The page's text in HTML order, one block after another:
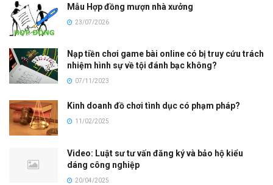
Mẫu Hợp đồng mượn nhà xưởng
23/07/2026
Nạp tiền chơi game bài online có bị truy cứu trách
nhiệm hình sự về tội đánh bạc không?
07/11/2023
Kinh doanh đồ chơi tình dục có phạm pháp?
11/02/2025
Video: Luật sư tư vấn đăng ký và bảo hộ kiểu
dáng công nghiệp
20/04/2025